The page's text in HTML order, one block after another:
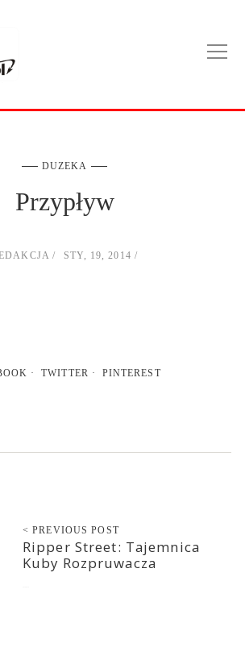
DUZEKA
Przypływ
STY, 19, 2014
TWITTER PINTEREST
< PREVIOUS POST
Ripper Street: Tajemnica
Kuby Rozpruwacza